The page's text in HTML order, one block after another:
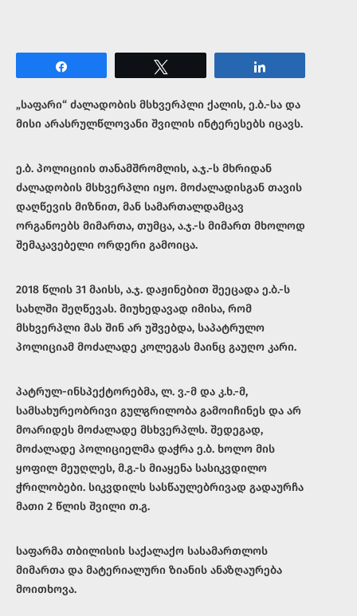
„საფარი“ ძალადობის მსხვერპლი ქალის, ე.ბ.-სა და
მისი არასრულწლოვანი შვილის ინტერესებს იცავს.
ე.ბ. პოლიციის თანამშრომლის, ა.ჯ.-ს მხრიდან
ძალადობის მსხვერპლი იყო. მოძალადისგან თავის
დაღწევის მიზნით, მან სამართალდამცავ
ორგანოებს მიმართა, თუმცა, ა.ჯ.-ს მიმართ მხოლოდ
შემაკავებელი ორდერი გამოიცა.
2018 წლის 31 მაისს, ა.ჯ. დაჟინებით შეეცადა ე.ბ.-ს
სახლში შეღწევას. მიუხედავად იმისა, რომ
მსხვერპლი მას შინ არ უშვებდა, საპატრულო
პოლიციამ მოძალადე კოლეგას მაინც გაუღო კარი.
პატრულ-ინსპექტორებმა, ლ. ვ.-მ და კ.ხ.-მ,
სამსახურეობრივი გულგრილობა გამოიჩინეს და არ
მოარიდეს მოძალადე მსხვერპლს. შედეგად,
მოძალადე პოლიციელმა დაჭრა ე.ბ. ხოლო მის
ყოფილ მეუღლეს, მ.გ.-ს მიაყენა სასიკვდილო
ჭრილობები. სიკვდილს სასწაულებრივად გადაურჩა
მათი 2 წლის შვილი თ.გ.
საფარმა თბილისის საქალაქო სასამართლოს
მიმართა და მატერიალური ზიანის ანაზღაურება
მოითხოვა.